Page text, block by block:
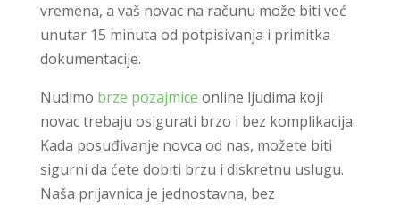
vremena, a vaš novac na računu može biti već
unutar 15 minuta od potpisivanja i primitka
dokumentacije.
Nudimo brze pozajmice online ljudima koji
novac trebaju osigurati brzo i bez komplikacija.
Kada posuđivanje novca od nas, možete biti
sigurni da ćete dobiti brzu i diskretnu uslugu.
Naša prijavnica je jednostavna, bez